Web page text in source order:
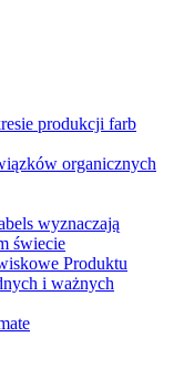
produkcji farb
organicznych
wyznaczają
świecie
Produktu
i ważnych